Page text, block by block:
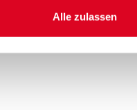
Alle zulassen